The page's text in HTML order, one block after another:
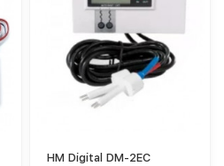
HM Digital DM-2EC